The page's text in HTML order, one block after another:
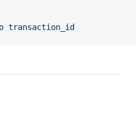
transaction_id